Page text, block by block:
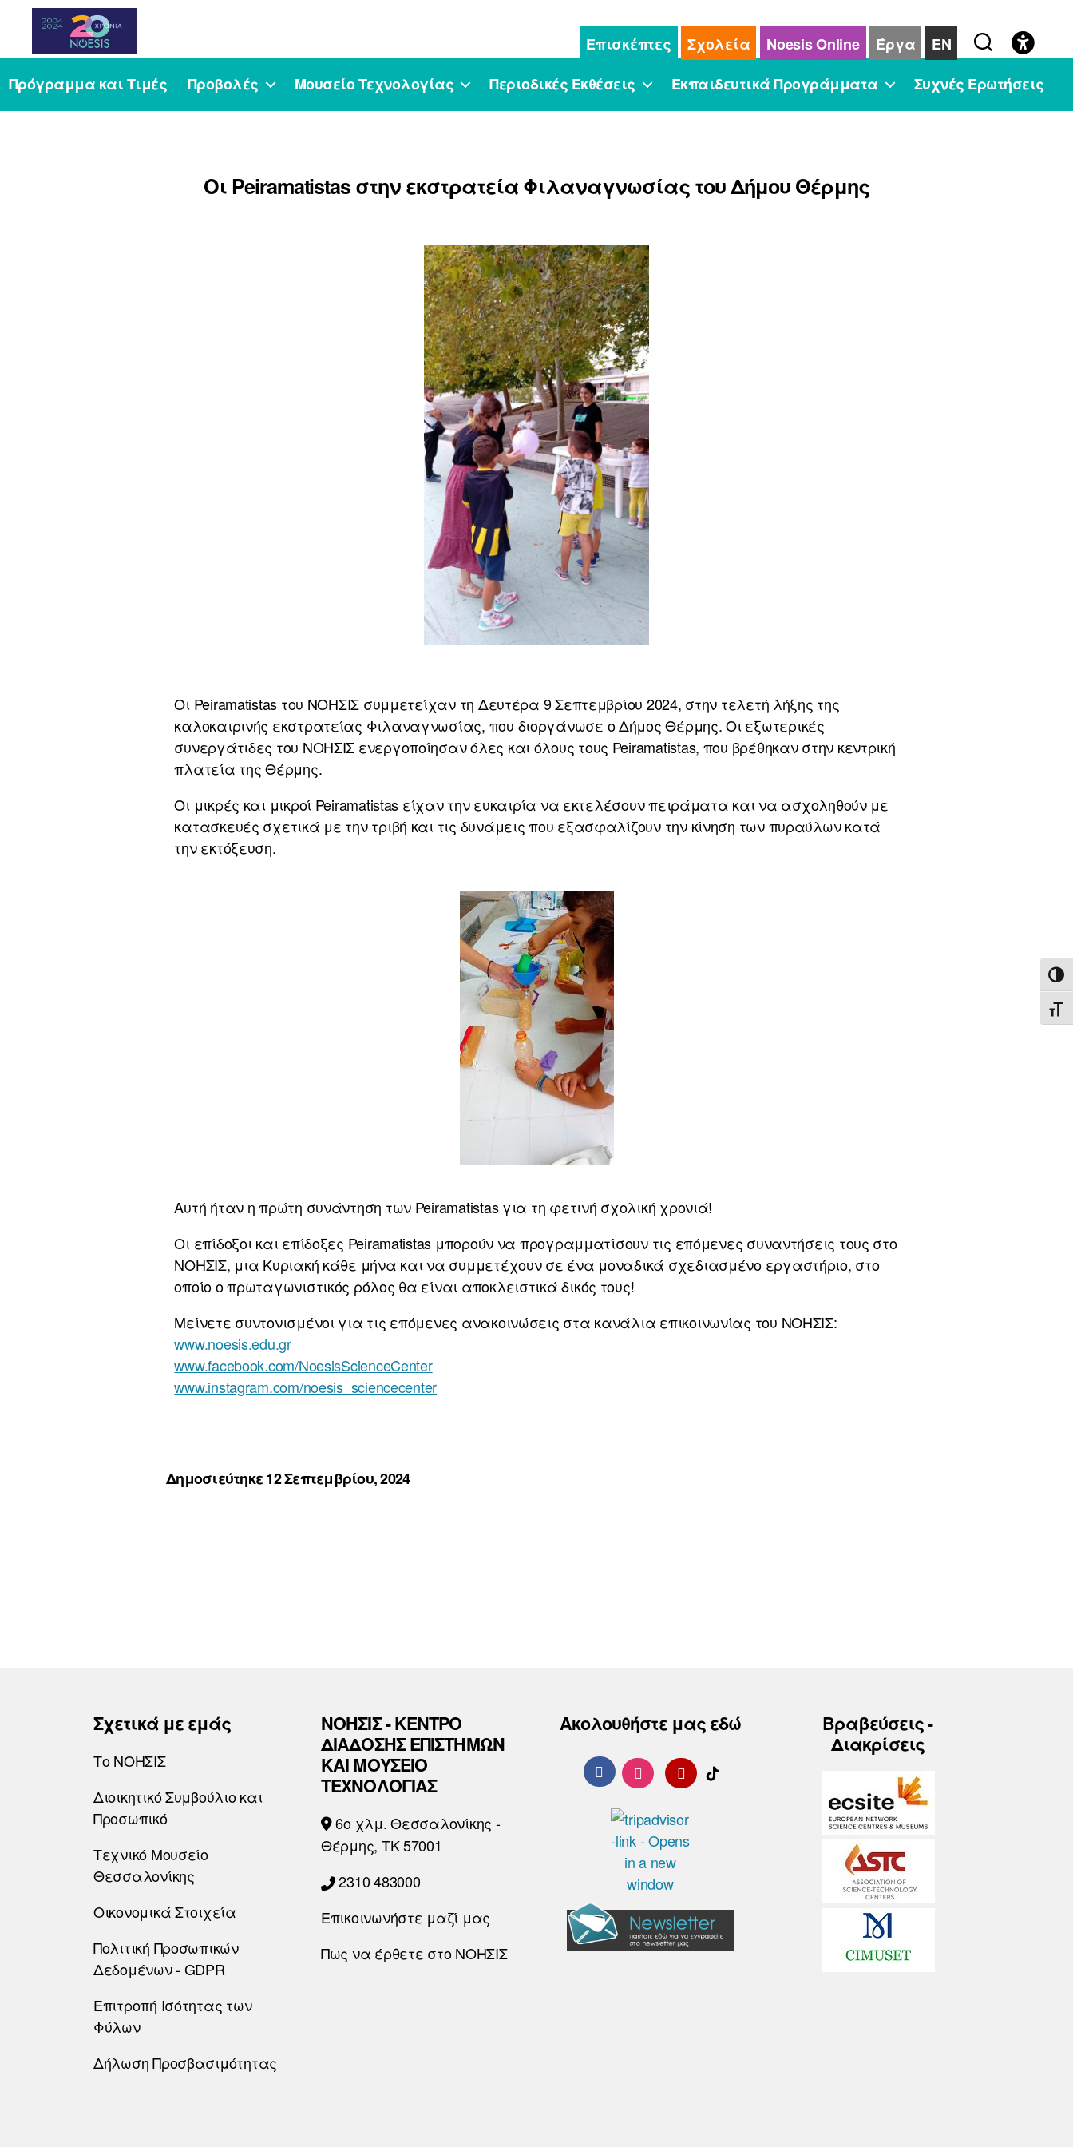
Noesis
Επισκέπτες Σχολεία Noesis Online Έργα
EN
Πρόγραμμα και Τιμές
Προβολές Μουσείο Τεχνολογίας Περιοδικές Εκθέσεις Εκπαιδευτικά Προγράμματα Συχνές Ερωτήσεις
Οι Peiramatistas στην εκστρατεία Φιλαναγνωσίας του Δήμου Θέρμης
Οι Peiramatistas του ΝΟΗΣΙΣ συμμετείχαν τη Δευτέρα 9 Σεπτεμβρίου 2024, στην τελετή λήξης της
καλοκαιρινής εκστρατείας Φιλαναγνωσίας, που διοργάνωσε ο Δήμος Θέρμης. Οι εξωτερικές
συνεργάτιδες του ΝΟΗΣΙΣ ενεργοποίησαν όλες και όλους τους Peiramatistas, που βρέθηκαν στην κεντρική
πλατεία της Θέρμης.
Οι μικρές και μικροί Peiramatistas είχαν την ευκαιρία να εκτελέσουν πειράματα και να ασχοληθούν με
κατασκευές σχετικά με την τριβή και τις δυνάμεις που εξασφαλίζουν την κίνηση των πυραύλων κατά
την εκτόξευση.
Αυτή ήταν η πρώτη συνάντηση των Peiramatistas για τη φετινή σχολική χρονιά!
Οι επίδοξοι και επίδοξες Peiramatistas μπορούν να προγραμματίσουν τις επόμενες συναντήσεις τους στο
ΝΟΗΣΙΣ, μια Κυριακή κάθε μήνα και να συμμετέχουν σε ένα μοναδικά σχεδιασμένο εργαστήριο, στο
οποίο ο πρωταγωνιστικός ρόλος θα είναι αποκλειστικά δικός τους!
Μείνετε συντονισμένοι για τις επόμενες ανακοινώσεις στα κανάλια επικοινωνίας του ΝΟΗΣΙΣ:
www.noesis.edu.gr
www.facebook.com/NoesisScienceCenter
www.instagram.com/noesis_sciencecenter
Δημοσιεύτηκε 12 Σεπτεμβρίου, 2024
Σχετικά με εμάς
Το ΝΟΗΣΙΣ
Διοικητικό Συμβούλιο και
Προσωπικό
Τεχνικό Μουσείο
Θεσσαλονίκης
Οικονομικά Στοιχεία
Πολιτική Προσωπικών
Δεδομένων - GDPR
Επιτροπή Ισότητας των
Φύλων
Δήλωση Προσβασιμότητας
ΝΟΗΣΙΣ - ΚΕΝΤΡΟ
ΔΙΑΔΟΣΗΣ ΕΠΙΣΤΗΜΩΝ
ΚΑΙ ΜΟΥΣΕΙΟ
ΤΕΧΝΟΛΟΓΙΑΣ
6o χλμ. Θεσσαλονίκης -
Θέρμης, ΤΚ 57001
2310 483000
Επικοινωνήστε μαζί μας
Πως να έρθετε στο ΝΟΗΣΙΣ
Ακολουθήστε μας εδώ
Βραβεύσεις -
Διακρίσεις